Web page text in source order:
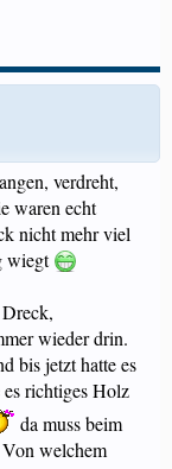
verdreht,
waren echt
nicht mehr viel
wiegt
wieder drin.
bis jetzt hatte es
richtiges Holz
da muss beim
welchem